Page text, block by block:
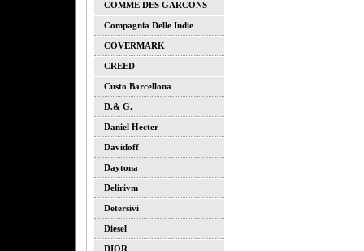
COMME DES GARCONS
Compagnia Delle Indie
COVERMARK
CREED
Custo Barcellona
D.& G.
Daniel Hecter
Davidoff
Daytona
Delirivm
Detersivi
Diesel
DIOR